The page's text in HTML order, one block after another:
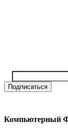
Компьютерный